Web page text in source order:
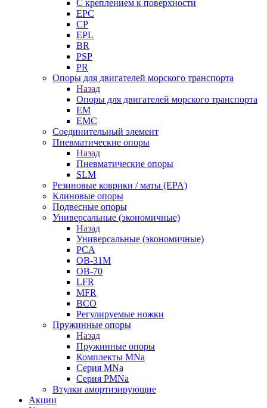
С креплением к поверхности
EPC
CP
EPL
BR
PSP
PR
Опоры для двигателей морского транспорта
Назад
Опоры для двигателей морского транспорта
EM
EMC
Cоединительный элемент
Пневматические опоры
Назад
Пневматические опоры
SLM
Резиновые коврики / маты (EPA)
Клиновые опоры
Подвесные опоры
Универсальные (экономичные)
Назад
Универсальные (экономичные)
PCA
ОВ-31М
OB-70
LFR
MFR
ВСО
Регулируемые ножки
Пружинные опоры
Назад
Пружинные опоры
Комплекты MNa
Серия MNa
Серия PMNa
Втулки амортизирующие
Акции